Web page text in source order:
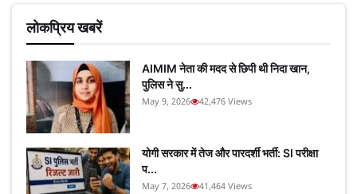
लोकप्रिय खबरें
AIMIM नेता की मदद से छिपी थी निदा खान,
पुलिस ने सु...
May 9, 2026 42,476 Views
योगी सरकार में तेज और पारदर्शी भर्ती: SI परीक्षा
प...
May 7, 2026 41,464 Views